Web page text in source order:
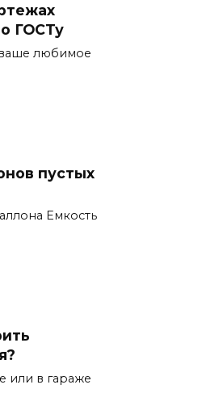
ГОСТу
ваше любимое
пустых
Емкость
или в гараже